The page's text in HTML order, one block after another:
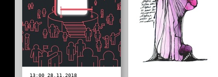
13:00 28.11.2018